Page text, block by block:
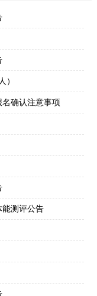
）
确认注意事项
能测评公告